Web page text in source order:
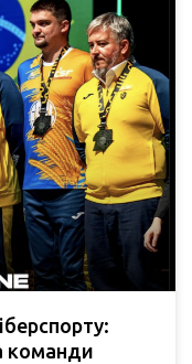
команди